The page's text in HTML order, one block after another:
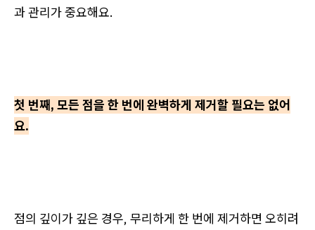
과 관리가 중요해요.
첫 번째, 모든 점을 한 번에 완벽하게 제거할 필요는 없어
요.
점의 깊이가 깊은 경우, 무리하게 한 번에 제거하면 오히려